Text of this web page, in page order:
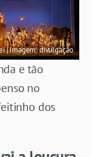
| Imagem: divulgação
e tão
no
dos